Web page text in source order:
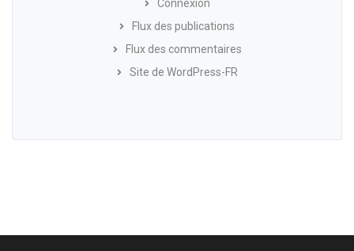
Connexion
Flux des publications
Flux des commentaires
Site de WordPress-FR